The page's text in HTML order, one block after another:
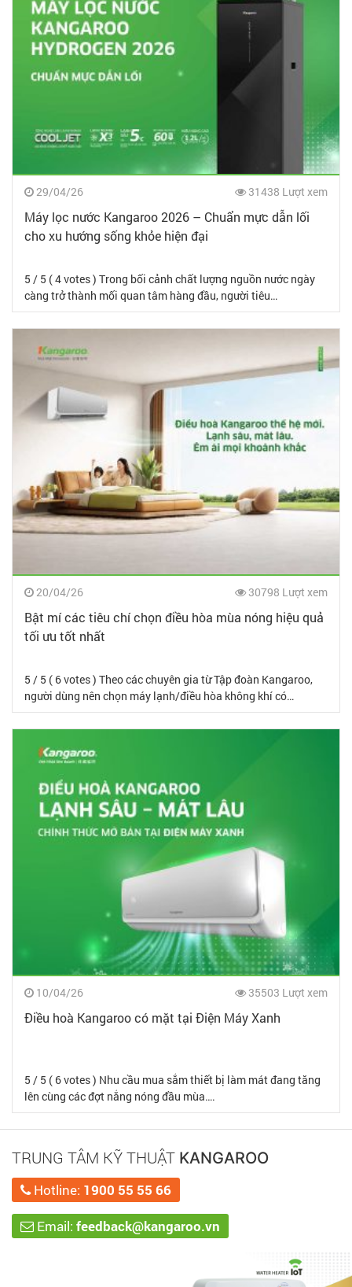
29/04/26 31438 Lượt xem
Máy lọc nước Kangaroo 2026 – Chuẩn mực dẫn lối
cho xu hướng sống khỏe hiện đại
5 / 5 ( 4 votes ) Trong bối cảnh chất lượng nguồn nước ngày
càng trở thành mối quan tâm hàng đầu, người tiêu…
20/04/26 30798 Lượt xem
Bật mí các tiêu chí chọn điều hòa mùa nóng hiệu quả
tối ưu tốt nhất
5 / 5 ( 6 votes ) Theo các chuyên gia từ Tập đoàn Kangaroo,
người dùng nên chọn máy lạnh/điều hòa không khí có…
10/04/26 35503 Lượt xem
Điều hoà Kangaroo có mặt tại Điện Máy Xanh
5 / 5 ( 6 votes ) Nhu cầu mua sắm thiết bị làm mát đang tăng
lên cùng các đợt nắng nóng đầu mùa….
TRUNG TÂM KỸ THUẬT KANGAROO
Hotline: 1900 55 55 66
Email: feedback@kangaroo.vn